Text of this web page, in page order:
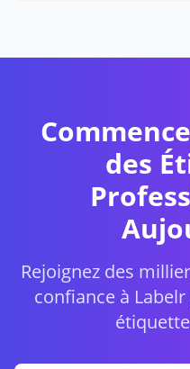
des
Rejoignez des
confiance à